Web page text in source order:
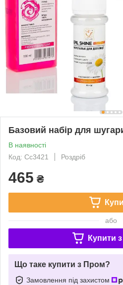
Базовий набір для
В наявності
Код: Сс3421
Роздріб
465 ₴
або
Купити з
Що таке купити з Пром?
Замовлення під захистом